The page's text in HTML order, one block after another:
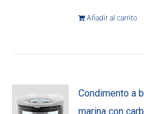
Añadir al carrito
Condimento a
marina con